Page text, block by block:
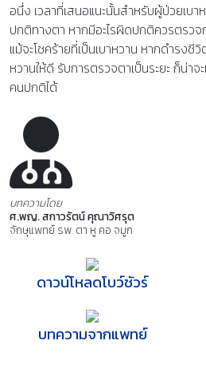
อนึ่ง เวลาที่เสนอแนะนั้นสำหรับผู้ป่วยเบ
ปกติทางตา หากมีอะไรผิดปกติควรตรวจ
แม้จะโชคร้ายที่เป็นเบาหวาน หากดำรงชี
หวานให้ดี รับการตรวจตาเป็นระยะ ก็น่า
คนปกติได้
บทความโดย
ศ.พญ. สกาวรัตน์ คุณาวิศรุต
จักษุแพทย์ รพ. ตา หู คอ จมูก
ดาวน์โหลดโบว์ชัวร์
บทความจากแพทย์